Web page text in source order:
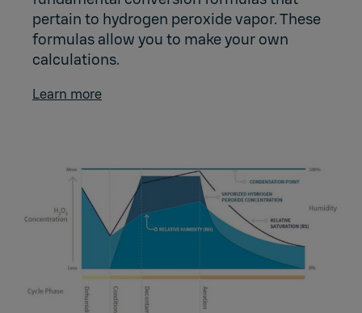
pertain to hydrogen peroxide vapor. These
formulas allow you to make your own
calculations.
Learn more